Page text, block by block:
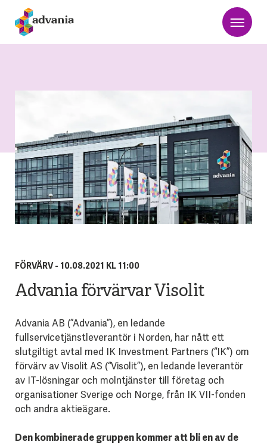
FÖRVÄRV - 10.08.2021 KL 11:00
Advania förvärvar Visolit
Advania AB (”Advania”), en ledande
fullservicetjänstleverantör i Norden, har nått ett
slutgiltigt avtal med IK Investment Partners (“IK”) om
förvärv av Visolit AS (“Visolit”), en ledande leverantör
av IT-lösningar och molntjänster till företag och
organisationer Sverige och Norge, från IK VII-fonden
och andra aktieägare.
Den kombinerade gruppen kommer att bli en av de